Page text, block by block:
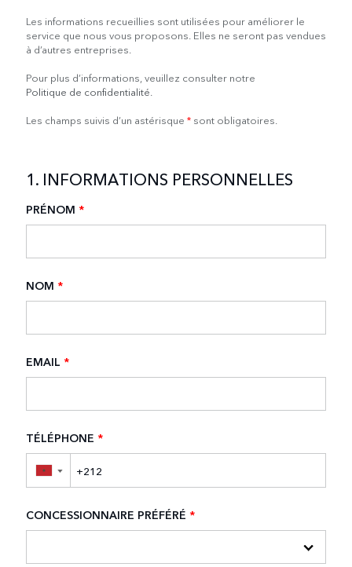
Les informations recueillies sont utilisées pour améliorer le
service que nous vous proposons. Elles ne seront pas vendues
à d’autres entreprises.
Pour plus d’informations, veuillez consulter notre
Politique de confidentialité
Les champs suivis d’un astérisque * sont obligatoires.
1. INFORMATIONS PERSONNELLES
PRÉNOM *
NOM *
EMAIL *
TÉLÉPHONE *
▼
CONCESSIONNAIRE PRÉFÉRÉ *